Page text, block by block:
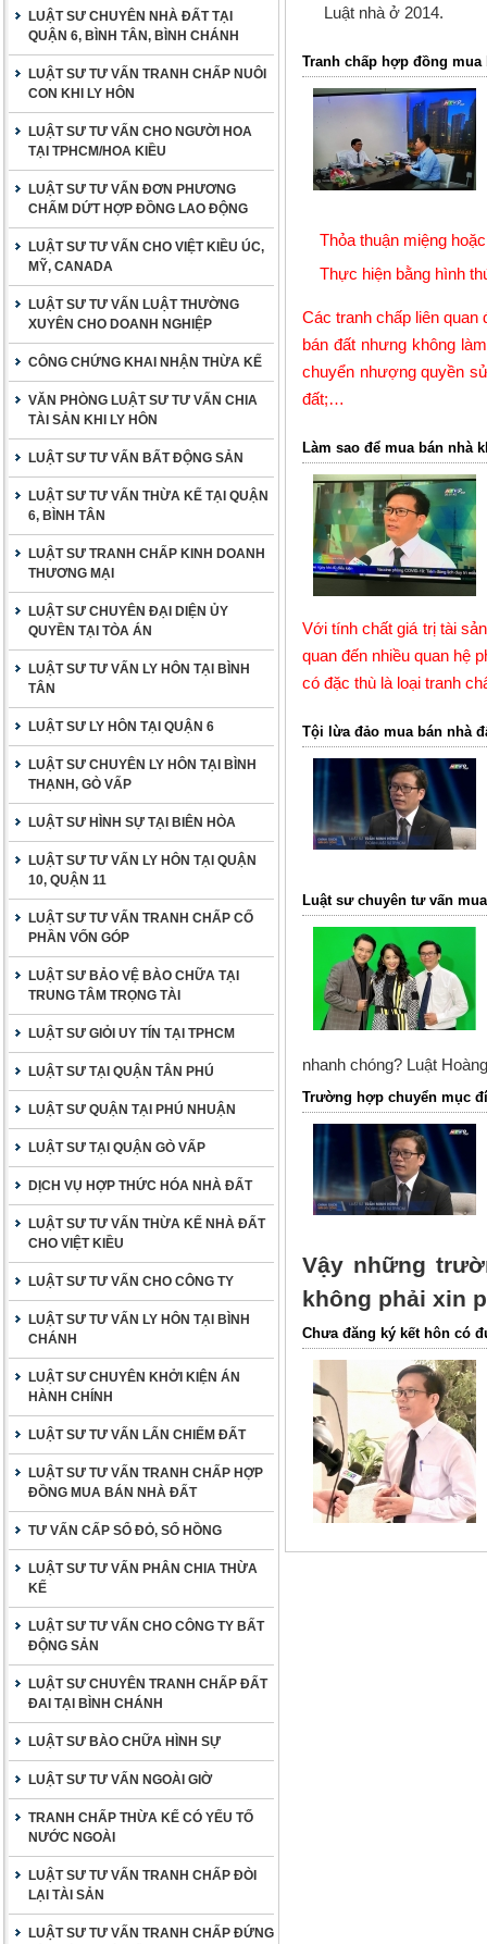
LUẬT SƯ CHUYÊN NHÀ ĐẤT TẠI
QUẬN 6, BÌNH TÂN, BÌNH CHÁNH
LUẬT SƯ TƯ VẤN TRANH CHẤP NUÔI
CON KHI LY HÔN
LUẬT SƯ TƯ VẤN CHO NGƯỜI HOA
TẠI TPHCM/HOA KIỀU
LUẬT SƯ TƯ VẤN ĐƠN PHƯƠNG
CHẤM DỨT HỢP ĐỒNG LAO ĐỘNG
LUẬT SƯ TƯ VẤN CHO VIỆT KIỀU ÚC,
MỸ, CANADA
LUẬT SƯ TƯ VẤN LUẬT THƯỜNG
XUYÊN CHO DOANH NGHIỆP
CÔNG CHỨNG KHAI NHẬN THỪA KẾ
VĂN PHÒNG LUẬT SƯ TƯ VẤN CHIA
TÀI SẢN KHI LY HÔN
LUẬT SƯ TƯ VẤN BẤT ĐỘNG SẢN
LUẬT SƯ TƯ VẤN THỪA KẾ TẠI QUẬN
6, BÌNH TÂN
LUẬT SƯ TRANH CHẤP KINH DOANH
THƯƠNG MẠI
LUẬT SƯ CHUYÊN ĐẠI DIỆN ỦY
QUYỀN TẠI TÒA ÁN
LUẬT SƯ TƯ VẤN LY HÔN TẠI BÌNH
TÂN
LUẬT SƯ LY HÔN TẠI QUẬN 6
LUẬT SƯ CHUYÊN LY HÔN TẠI BÌNH
THẠNH, GÒ VẤP
LUẬT SƯ HÌNH SỰ TẠI BIÊN HÒA
LUẬT SƯ TƯ VẤN LY HÔN TẠI QUẬN
10, QUẬN 11
LUẬT SƯ TƯ VẤN TRANH CHẤP CỐ
PHẦN VỐN GÓP
LUẬT SƯ BẢO VỆ BÀO CHỮA TẠI
TRUNG TÂM TRỌNG TÀI
LUẬT SƯ GIỎI UY TÍN TẠI TPHCM
LUẬT SƯ TẠI QUẬN TÂN PHÚ
LUẬT SƯ QUẬN TẠI PHÚ NHUẬN
LUẬT SƯ TẠI QUẬN GÒ VẤP
DỊCH VỤ HỢP THỨC HÓA NHÀ ĐẤT
LUẬT SƯ TƯ VẤN THỪA KẾ NHÀ ĐẤT
CHO VIỆT KIỀU
LUẬT SƯ TƯ VẤN CHO CÔNG TY
LUẬT SƯ TƯ VẤN LY HÔN TẠI BÌNH
CHÁNH
LUẬT SƯ CHUYÊN KHỞI KIỆN ÁN
HÀNH CHÍNH
LUẬT SƯ TƯ VẤN LẤN CHIẾM ĐẤT
LUẬT SƯ TƯ VẤN TRANH CHẤP HỢP
ĐỒNG MUA BÁN NHÀ ĐẤT
TƯ VẤN CẤP SỔ ĐỎ, SỔ HỒNG
LUẬT SƯ TƯ VẤN PHÂN CHIA THỪA
KẾ
LUẬT SƯ TƯ VẤN CHO CÔNG TY BẤT
ĐỘNG SẢN
LUẬT SƯ CHUYÊN TRANH CHẤP ĐẤT
ĐAI TẠI BÌNH CHÁNH
LUẬT SƯ BÀO CHỮA HÌNH SỰ
LUẬT SƯ TƯ VẤN NGOÀI GIỜ
TRANH CHẤP THỪA KẾ CÓ YẾU TỐ
NƯỚC NGOÀI
LUẬT SƯ TƯ VẤN TRANH CHẤP ĐÒI
LẠI TÀI SẢN
LUẬT SƯ TƯ VẤN TRANH CHẤP ĐỨNG
Luật nhà ở 2014.
Tranh chấp hợp đồng mua
Thỏa thuận miệng
Thực hiện bằng hình
Các tranh chấp liên
bán đất nhưng không
chuyển nhượng quyền
đất;…
Làm sao để mua bán nhà
Với tính chất giá trị tài
quan đến nhiều quan hệ
có đặc thù là loại tranh
Tội lừa đảo mua bán nhà
Luật sư chuyên tư vấn
nhanh chóng? Luật
Trường hợp chuyển mục
Vậy những
không phải xin
Chưa đăng ký kết hôn có